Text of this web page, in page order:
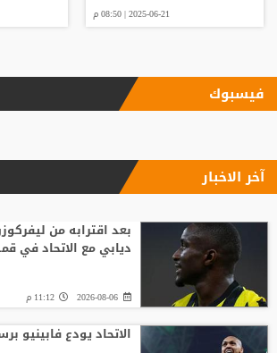
2025-06-21 | 08:50 م
فيسبوك
آخر الاخبار
بعد اقترابه من
ديابي مع الاتحاد في
2026-08-06 11:12 م
الاتحاد يودع فابينيو